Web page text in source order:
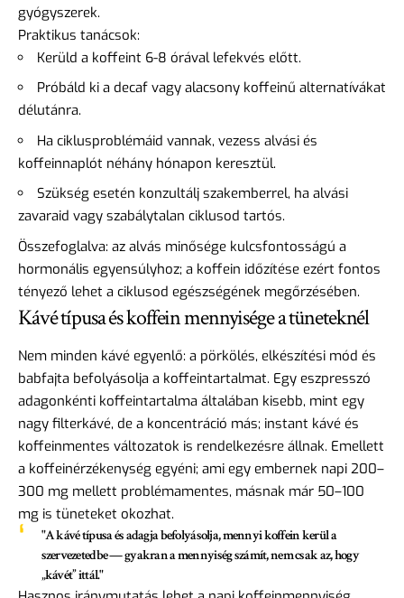
gyógyszerek.
Praktikus tanácsok:
Kerüld a koffeint 6-8 órával lefekvés előtt.
Próbáld ki a decaf vagy alacsony koffeinű alternatívákat
délutánra.
Ha ciklusproblémáid vannak, vezess alvási és
koffeinnaplót néhány hónapon keresztül.
Szükség esetén konzultálj szakemberrel, ha alvási
zavaraid vagy szabálytalan ciklusod tartós.
Összefoglalva: az alvás minősége kulcsfontosságú a
hormonális egyensúlyhoz; a koffein időzítése ezért fontos
tényező lehet a ciklusod egészségének megőrzésében.
Kávé típusa és koffein mennyisége a tüneteknél
Nem minden kávé egyenlő: a pörkölés, elkészítési mód és
babfajta befolyásolja a koffeintartalmat. Egy eszpresszó
adagonkénti koffeintartalma általában kisebb, mint egy
nagy filterkávé, de a koncentráció más; instant kávé és
koffeinmentes változatok is rendelkezésre állnak. Emellett
a koffeinérzékenység egyéni; ami egy embernek napi 200–
300 mg mellett problémamentes, másnak már 50–100
mg is tüneteket okozhat.
"A kávé típusa és adagja befolyásolja, mennyi koffein kerül a
szervezetedbe — gyakran a mennyiség számít, nem csak az, hogy
„kávét” ittál."